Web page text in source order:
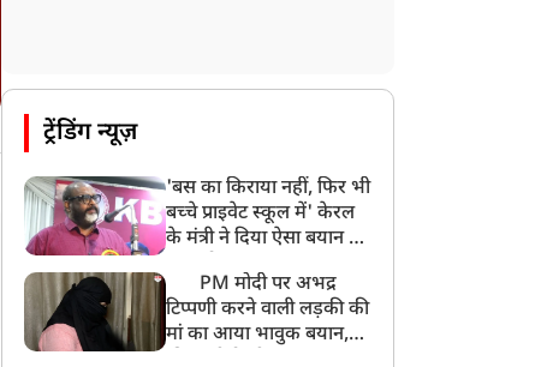
ट्रेंडिंग न्यूज़
'बस का किराया नहीं, फिर भी
बच्चे प्राइवेट स्कूल में' केरल
के मंत्री ने दिया ऐसा बयान की
PM मोदी पर अभद्र
टिप्पणी करने वाली लड़की की
मां का आया भावुक बयान,